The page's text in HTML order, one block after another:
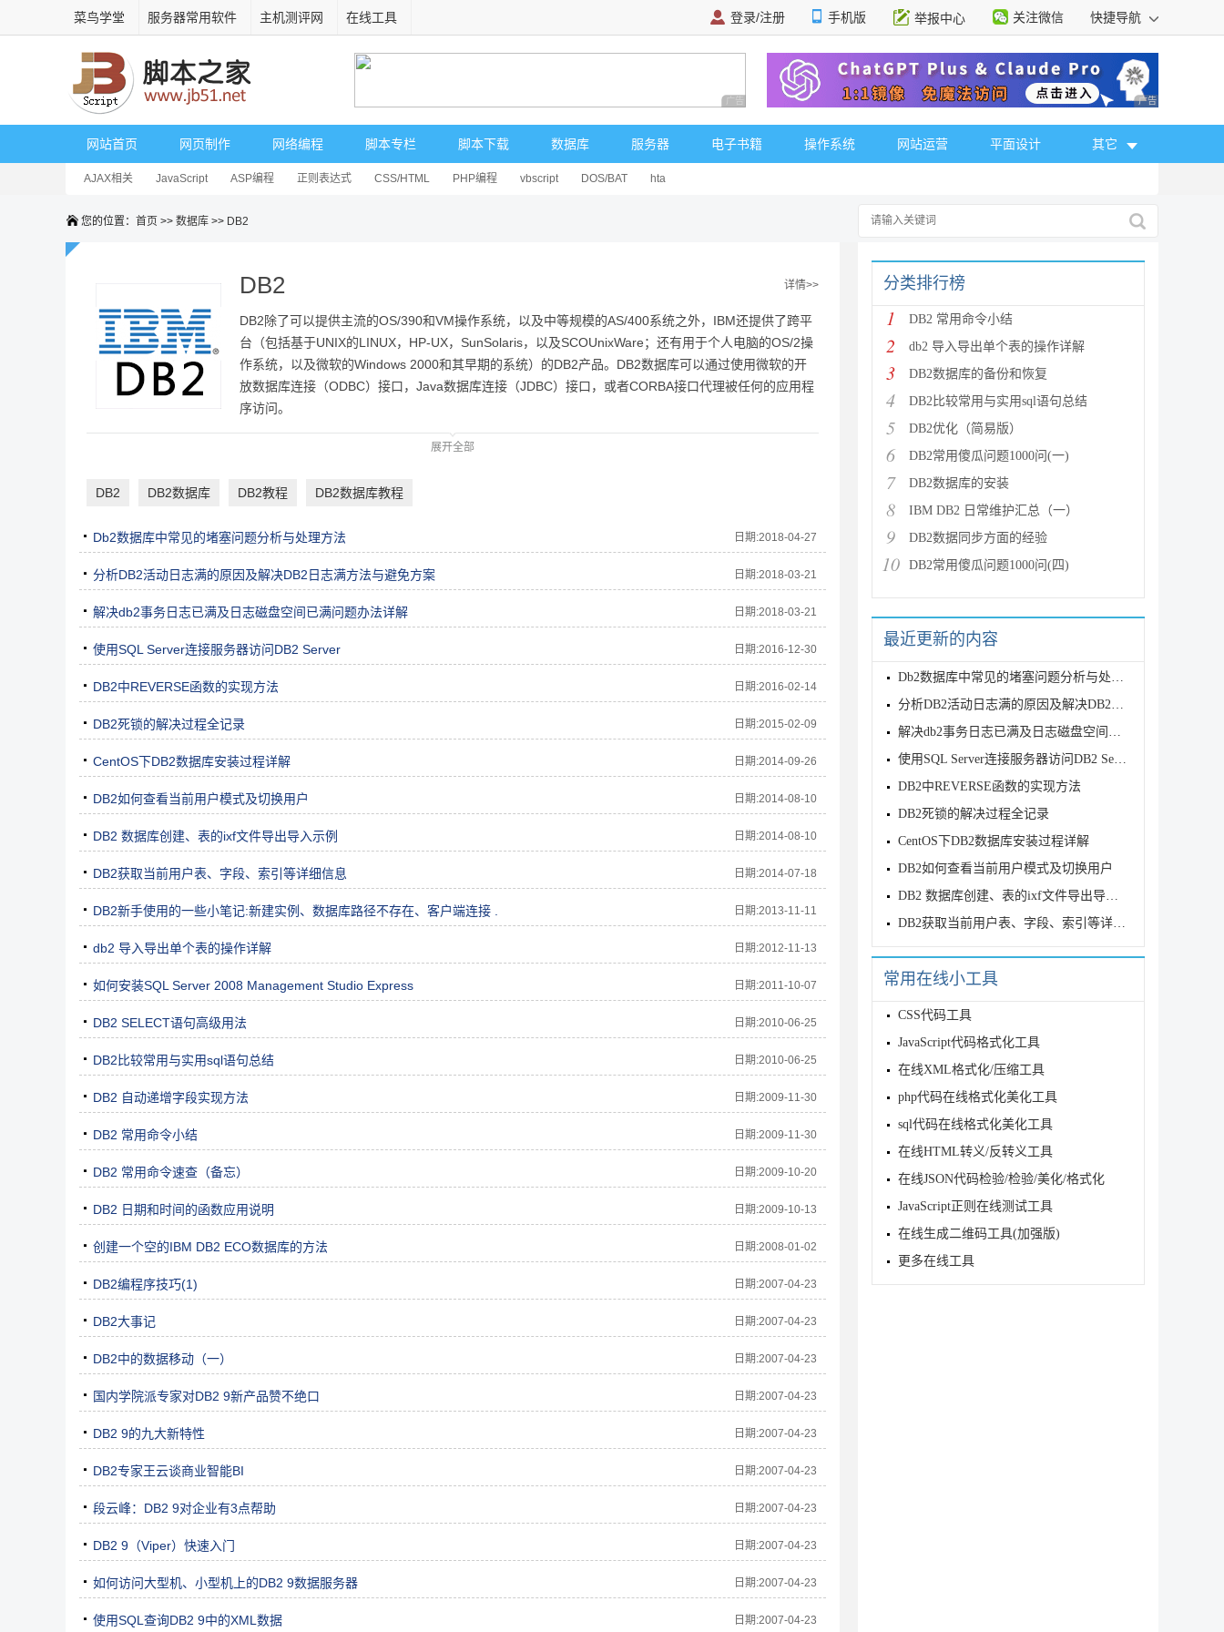
菜鸟学堂 服务器常用软件 主机测评网 在线工具 登录/注册 手机版 举报中心 关注微信 快捷导航
广告 商业广告，理性选择 广告 商业广告，理
网站首页 网页制作 网络编程 脚本专栏 脚本下载 数据库 服务器 电子书籍 操作系统 网站运营 平面设计 其它
AJAX相关 JavaScript ASP编程 正则表达式 CSS/HTML PHP编程 vbscript DOS/BAT hta
您的位置： 首页 >> 数据库 >> DB2
DB2 详情>>
DB2除了可以提供主流的OS/390和VM操作系统，以及中等规模的AS/400系统之外，IBM还提供了跨平
台（包括基于UNIX的LINUX，HP-UX，SunSolaris，以及SCOUnixWare；还有用于个人电脑的OS/2操
作系统，以及微软的Windows 2000和其早期的系统）的DB2产品。DB2数据库可以通过使用微软的开
放数据库连接（ODBC）接口，Java数据库连接（JDBC）接口，或者CORBA接口代理被任何的应用程
序访问。
DB2是IBM一种分布式数据库解决方案。说简单点：DB2就是IBM开发的一种大型关系型数据库平台。它支持多用户或应用程序在同
一条SQL 语句中查询不同database甚至不同DBMS中的数据。目前，DB2数据库有如下一些版本：(比如DB2 for Unix,DB2 for
展开全部
DB2 DB2数据库 DB2教程 DB2数据库教程
日期:2018-04-27
Db2数据库中常见的堵塞问题分析与处理方法
日期:2018-03-21
分析DB2活动日志满的原因及解决DB2日志满方法与避免方案
日期:2018-03-21
解决db2事务日志已满及日志磁盘空间已满问题办法详解
日期:2016-12-30
使用SQL Server连接服务器访问DB2 Server
日期:2016-02-14
DB2中REVERSE函数的实现方法
日期:2015-02-09
DB2死锁的解决过程全记录
日期:2014-09-26
CentOS下DB2数据库安装过程详解
日期:2014-08-10
DB2如何查看当前用户模式及切换用户
日期:2014-08-10
DB2 数据库创建、表的ixf文件导出导入示例
日期:2014-07-18
DB2获取当前用户表、字段、索引等详细信息
日期:2013-11-11
DB2新手使用的一些小笔记:新建实例、数据库路径不存在、客户端连接 .
日期:2012-11-13
db2 导入导出单个表的操作详解
日期:2011-10-07
如何安装SQL Server 2008 Management Studio Express
日期:2010-06-25
DB2 SELECT语句高级用法
日期:2010-06-25
DB2比较常用与实用sql语句总结
日期:2009-11-30
DB2 自动递增字段实现方法
日期:2009-11-30
DB2 常用命令小结
日期:2009-10-20
DB2 常用命令速查（备忘）
日期:2009-10-13
DB2 日期和时间的函数应用说明
日期:2008-01-02
创建一个空的IBM DB2 ECO数据库的方法
日期:2007-04-23
DB2编程序技巧(1)
日期:2007-04-23
DB2大事记
日期:2007-04-23
DB2中的数据移动（一）
日期:2007-04-23
国内学院派专家对DB2 9新产品赞不绝口
日期:2007-04-23
DB2 9的九大新特性
日期:2007-04-23
DB2专家王云谈商业智能BI
日期:2007-04-23
段云峰：DB2 9对企业有3点帮助
日期:2007-04-23
DB2 9（Viper）快速入门
日期:2007-04-23
如何访问大型机、小型机上的DB2 9数据服务器
日期:2007-04-23
使用SQL查询DB2 9中的XML数据
分类排行榜
1 DB2 常用命令小结
2 db2 导入导出单个表的操作详解
3 DB2数据库的备份和恢复
4 DB2比较常用与实用sql语句总结
5 DB2优化（简易版）
6 DB2常用傻瓜问题1000问(一)
7 DB2数据库的安装
8 IBM DB2 日常维护汇总（一）
9 DB2数据同步方面的经验
10 DB2常用傻瓜问题1000问(四)
最近更新的内容
Db2数据库中常见的堵塞问题分析与处理方法
分析DB2活动日志满的原因及解决DB2日志满方法与避免方案
解决db2事务日志已满及日志磁盘空间已满问题办法详解
使用SQL Server连接服务器访问DB2 Server
DB2中REVERSE函数的实现方法
DB2死锁的解决过程全记录
CentOS下DB2数据库安装过程详解
DB2如何查看当前用户模式及切换用户
DB2 数据库创建、表的ixf文件导出导入示例
DB2获取当前用户表、字段、索引等详细信息
常用在线小工具
CSS代码工具
JavaScript代码格式化工具
在线XML格式化/压缩工具
php代码在线格式化美化工具
sql代码在线格式化美化工具
在线HTML转义/反转义工具
在线JSON代码检验/检验/美化/格式化
JavaScript正则在线测试工具
在线生成二维码工具(加强版)
更多在线工具